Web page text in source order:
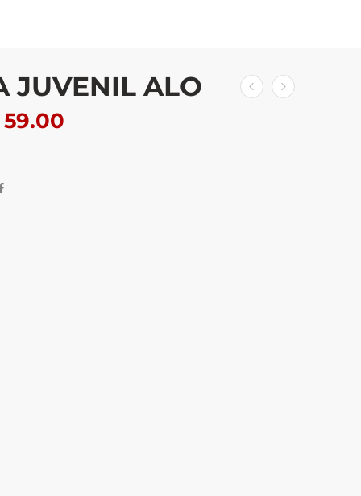
JUVENIL ALO